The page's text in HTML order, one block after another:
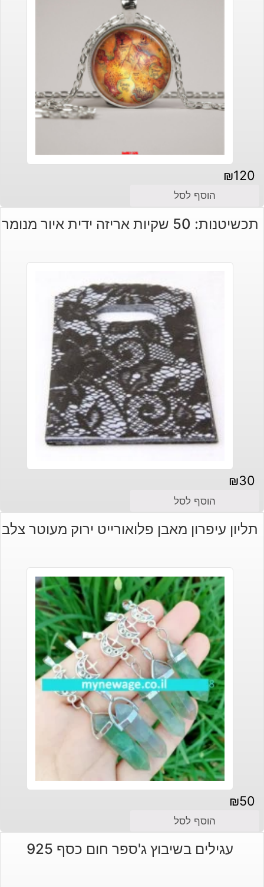
₪120
הוסף לסל
תכשיטנות: 50 שקיות אריזה ידית איור מנומר
₪30
הוסף לסל
תליון עיפרון מאבן פלואורייט ירוק מעוטר צלב
₪50
הוסף לסל
עגילים בשיבוץ ג'ספר חום כסף 925